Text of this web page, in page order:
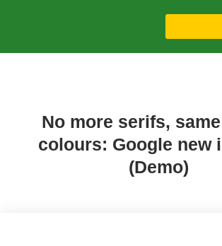
No more serifs,
colours: Google new
(Demo)